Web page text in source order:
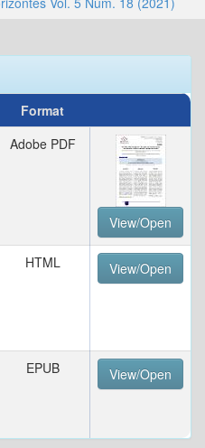
Format
Adobe PDF
View/Open
HTML View/Open
EPUB View/Open